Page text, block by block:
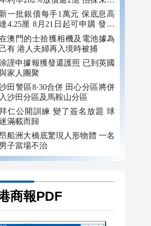
年追數
新一批銀債每手1萬元 保底息高
4.25厘 8月21日起可申購 發行
金額最多550億
澳門的士拾獲相機及電池據為
己有 港人夫婦再入境時被捕
謹申據報獲發還護照 已到英國
家人團聚
田警區8·30合併 田心分區將併
入沙田分區及馬鞍山分區
拜仁公開訓練 變了簽名放題 球
滿載而歸
船洲大橋底驚現人形物體 一名
男子當場不治
商報PDF